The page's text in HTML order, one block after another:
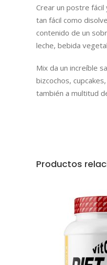
Crear un postre
tan fácil como
contenido de un
leche, bebida
Mix da un increíble
bizcochos,
también a multitud
Productos